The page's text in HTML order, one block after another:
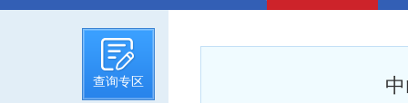
查询专区
招标文件提前公示